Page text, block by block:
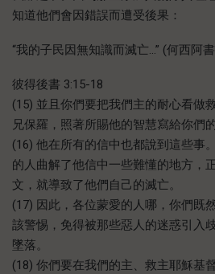
知道他們會因錯誤而遭受後果：
“我的子民因無知識而滅亡…” (何西阿書
彼得後書 3:15-18
(15) 並且你們要把我們主的耐心看做
兄保羅，照著所賜他的智慧寫給你們的
(16) 他在所有的信中也都說到這些事
的人曲解了他信中一些難懂的地方，
文，就導致了他們自己的滅亡。
(17) 因此，各位蒙愛的人哪，你們既
該警惕，免得被那些惡人的迷惑引入
墜落。
(18) 你們要在我們的主、救主耶穌基